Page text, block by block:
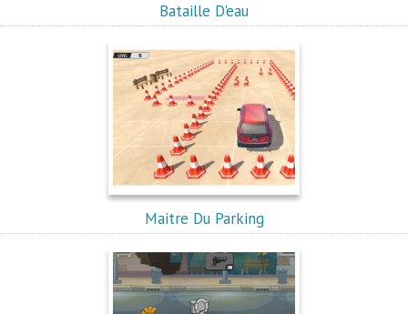
Bataille D'eau
Maitre Du Parking